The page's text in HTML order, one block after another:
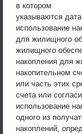
в котором
указываются
использование
для жилищного
жилищного
накопления для
накопительном
или часть этих
счета или
использование
одного из
накоплений,